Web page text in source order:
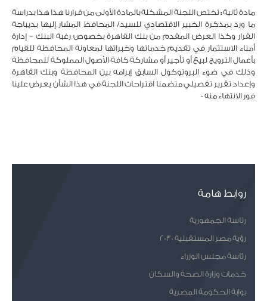
مادة ثانية:تختص اللجنة المشكلة بالمادة الأولى من قرارنا هذا هذا بدراسة
ما ورد بمذكرة الخبير الاقتصادي للسيد/ المحافظ المشار إليها بديباجة
القرار وكذا العرض المقدم من بنك القاهرة بخصوص رغبة البنك – إدارة
أمناء الاستثمار في تقديم خدماتها وخبراتها لمعاونة المحافظة للقيام
بأعمال الترويج لبيع أو تأجير أو مشاركة كافة الأصول المملوكة للمحافظة
وذلك في ضوء البروتوكول السابق إبرامه بين المحافظة وبنك القاهرة
وإعداد تقرير تفصيلي متضمنا اقتراحات اللجنة في هذا الشأن يعرض علينا
فور الانتهاء منه 0
روابط هامة
رئاسة الجمهورية
رؤية مصر المستقبلية 2030
رئاسة مجلس الوزراء
خدمات وزارة الصحة والسكان
بوابة الحكومة المصرية